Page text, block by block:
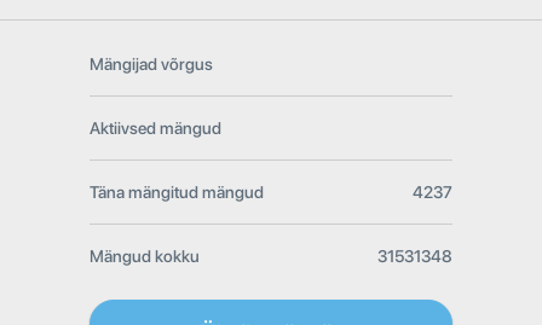
Mängijad võrgus
Aktiivsed mängud
Täna mängitud mängud 4237
Mängud kokku 31531348